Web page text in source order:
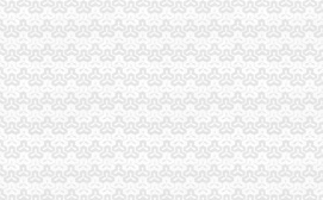
告-[中财网]
列表网
网
_重庆市第五中级人民法院
_新浪网